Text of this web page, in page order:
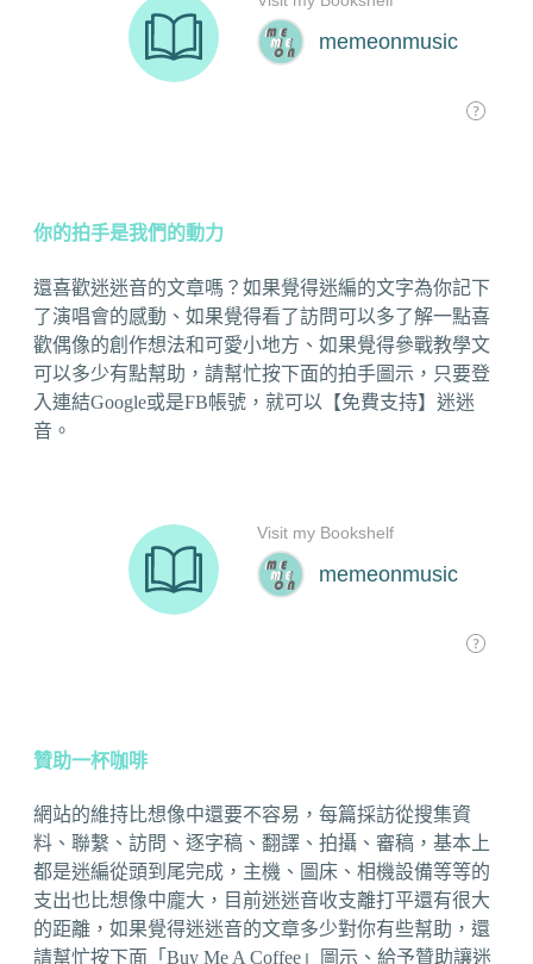
你的拍手是我們的動力
還喜歡迷迷音的文章嗎？如果覺得迷編的文字為你記下
了演唱會的感動、如果覺得看了訪問可以多了解一點喜
歡偶像的創作想法和可愛小地方、如果覺得參戰教學文
可以多少有點幫助，請幫忙按下面的拍手圖示，只要登
入連結Google或是FB帳號，就可以【免費支持】迷迷
音。
贊助一杯咖啡
網站的維持比想像中還要不容易，每篇採訪從搜集資
料、聯繫、訪問、逐字稿、翻譯、拍攝、審稿，基本上
都是迷編從頭到尾完成，主機、圖床、相機設備等等的
支出也比想像中龐大，目前迷迷音收支離打平還有很大
的距離，如果覺得迷迷音的文章多少對你有些幫助，還
請幫忙按下面「Buy Me A Coffee」圖示、給予贊助讓迷